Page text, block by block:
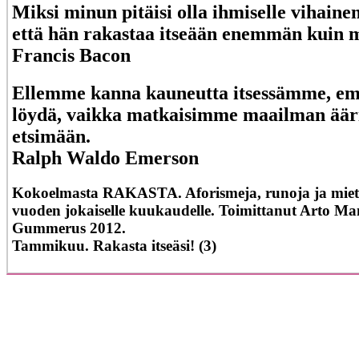
Miksi minun pitäisi olla ihmiselle
että hän rakastaa itseään enemmän kuin
Francis Bacon
Ellemme kanna kauneutta itsessämme,
löydä, vaikka matkaisimme maailman
etsimään.
Ralph Waldo Emerson
Kokoelmasta RAKASTA. Aforismeja, runoja ja
vuoden jokaiselle kuukaudelle. Toimittanut Arto
Gummerus 2012.
Tammikuu. Rakasta itseäsi! (3)